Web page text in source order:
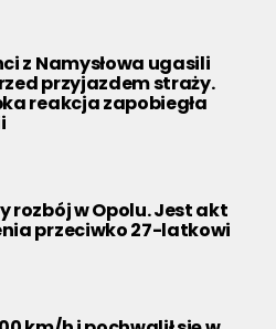
z Namysłowa ugasili
przyjazdem straży.
reakcja zapobiegła
rozbój w Opolu. Jest akt
przeciwko 27-latkowi